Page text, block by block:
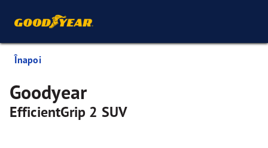
Înapoi
Goodyear
EfficientGrip 2 SUV